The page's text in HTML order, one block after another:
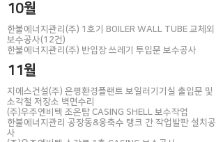
10월
한불에너지관리(주) 1호기 BOILER WALL TUBE 교체외
보수공사(12건)
한불에너지관리(주) 반입장 쓰레기 투입문 보수공사
11월
지에스건설(주) 은평환경플랜트 보일러기기실 출입문 및
소각철 저장소 벽면수리
(주)우주엔비텍 조온탑 CASING SHELL 보수작업
한불에너지관리 공장동&응축수 탱크 간 작업발판 설치공
사